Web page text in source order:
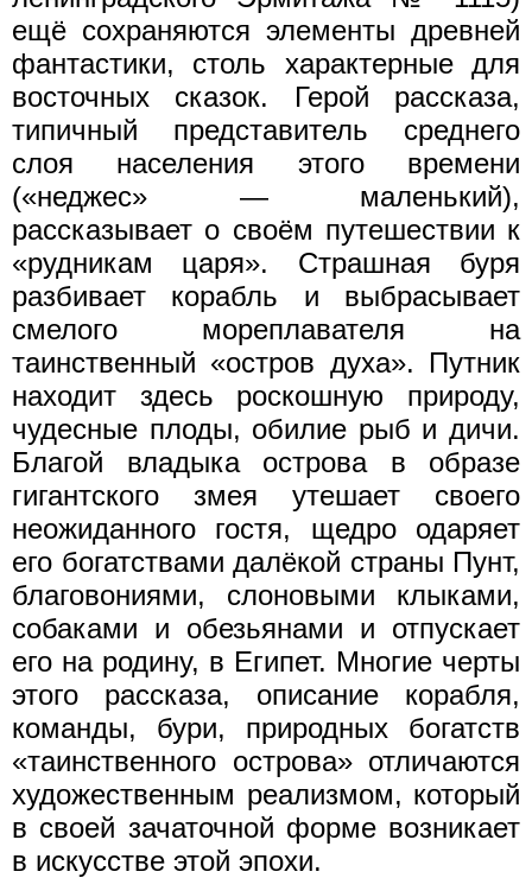
ещё сохраняются элементы древней
фантастики, столь характерные для
восточных сказок. Герой рассказа,
типичный представитель среднего
слоя населения этого времени
(«неджес» — маленький),
рассказывает о своём путешествии к
«рудникам царя». Страшная буря
разбивает корабль и выбрасывает
смелого мореплавателя на
таинственный «остров духа». Путник
находит здесь роскошную природу,
чудесные плоды, обилие рыб и дичи.
Благой владыка острова в образе
гигантского змея утешает своего
неожиданного гостя, щедро одаряет
его богатствами далёкой страны Пунт,
благовониями, слоновыми клыками,
собаками и обезьянами и отпускает
его на родину, в Египет. Многие черты
этого рассказа, описание корабля,
команды, бури, природных богатств
«таинственного острова» отличаются
художественным реализмом, который
в своей зачаточной форме возникает
в искусстве этой эпохи.